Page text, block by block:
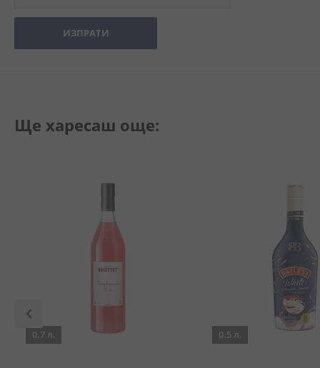
ИЗПРАТИ
Ще харесаш още:
0.7 л. 0.5 л.